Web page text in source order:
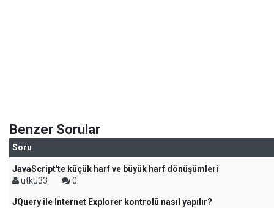
Benzer Sorular
Soru
JavaScript'te küçük harf ve büyük harf dönüşümleri
utku33
0
JQuery ile Internet Explorer kontrolü nasıl yapılır?